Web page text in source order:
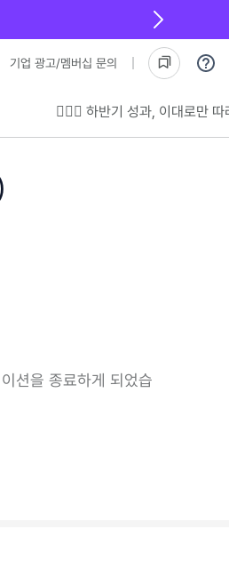
기업 광고/멤버십 문의
💁🏻‍♂️ 하반기 성과, 이대로만 따
션을 종료하게 되었습